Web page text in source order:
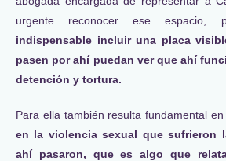
urgente reconocer ese
indispensable incluir una placa
pasen por ahí puedan ver que ahí
detención y tortura.
Para ella también resulta fundamental
en la violencia sexual que sufrieron
ahí pasaron, que es algo que